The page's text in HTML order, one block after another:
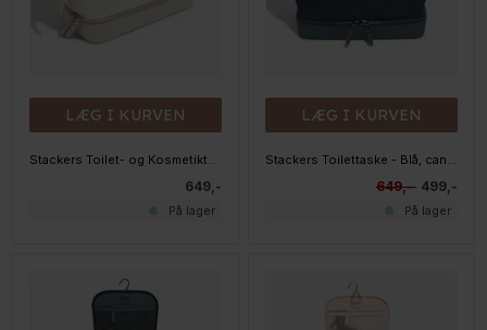
LÆG I KURVEN
649,-
På lager
LÆG I KURVEN
649,- 499,-
På lager